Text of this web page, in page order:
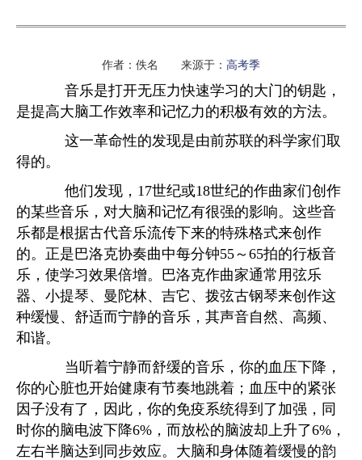
作者：佚名 来源于： 高考季
音乐是打开无压力快速学习的大门的钥匙，
是提高大脑工作效率和记忆力的积极有效的方法。
这一革命性的发现是由前苏联的科学家们取
得的。
他们发现，17世纪或18世纪的作曲家们创作
的某些音乐，对大脑和记忆有很强的影响。这些音
乐都是根据古代音乐流传下来的特殊格式来创作
的。正是巴洛克协奏曲中每分钟55～65拍的行板音
乐，使学习效果倍增。巴洛克作曲家通常用弦乐
器、小提琴、曼陀林、吉它、拨弦古钢琴来创作这
种缓慢、舒适而宁静的音乐，其声音自然、高频、
和谐。
当听着宁静而舒缓的音乐，你的血压下降，
你的心脏也开始健康有节奏地跳着；血压中的紧张
因子没有了，因此，你的免疫系统得到了加强，同
时你的脑电波下降6%，而放松的脑波却上升了6%，
左右半脑达到同步效应。大脑和身体随着缓慢的韵